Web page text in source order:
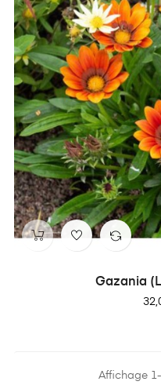
Gazania
Prix
Affichage